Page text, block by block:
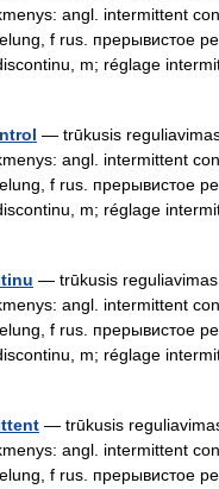
angl. intermittent
f rus. прерывистое
m; réglage
— trūkusis
angl. intermittent
f rus. прерывистое
m; réglage
— trūkusis
angl. intermittent
f rus. прерывистое
m; réglage
— trūkusis
angl. intermittent
f rus. прерывистое